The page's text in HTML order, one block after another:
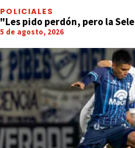
POLICIALES
"Les pido perdón, pero la
5 de agosto, 2026